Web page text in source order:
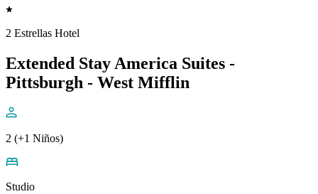
2 Estrellas Hotel
Extended Stay America Suites -
Pittsburgh - West Mifflin
2 (+1 Niños)
Studio